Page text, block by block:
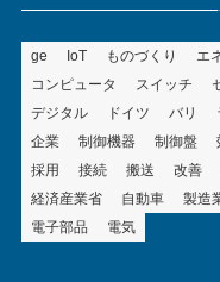
ge IoT ものづくり エ
コンピュータ
スイッチ
デジタル
ドイツ バリ
企業
制御機器 制御盤
採用
接続 搬送 改善
経済産業省
自動車 製造
電子部品
電気